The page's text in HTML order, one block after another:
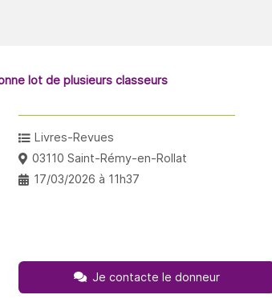
lot de plusieurs classeurs
Livres-Revues
03110 Saint-Rémy-en-Rollat
17/03/2026 à 11h37
Je contacte le donneur